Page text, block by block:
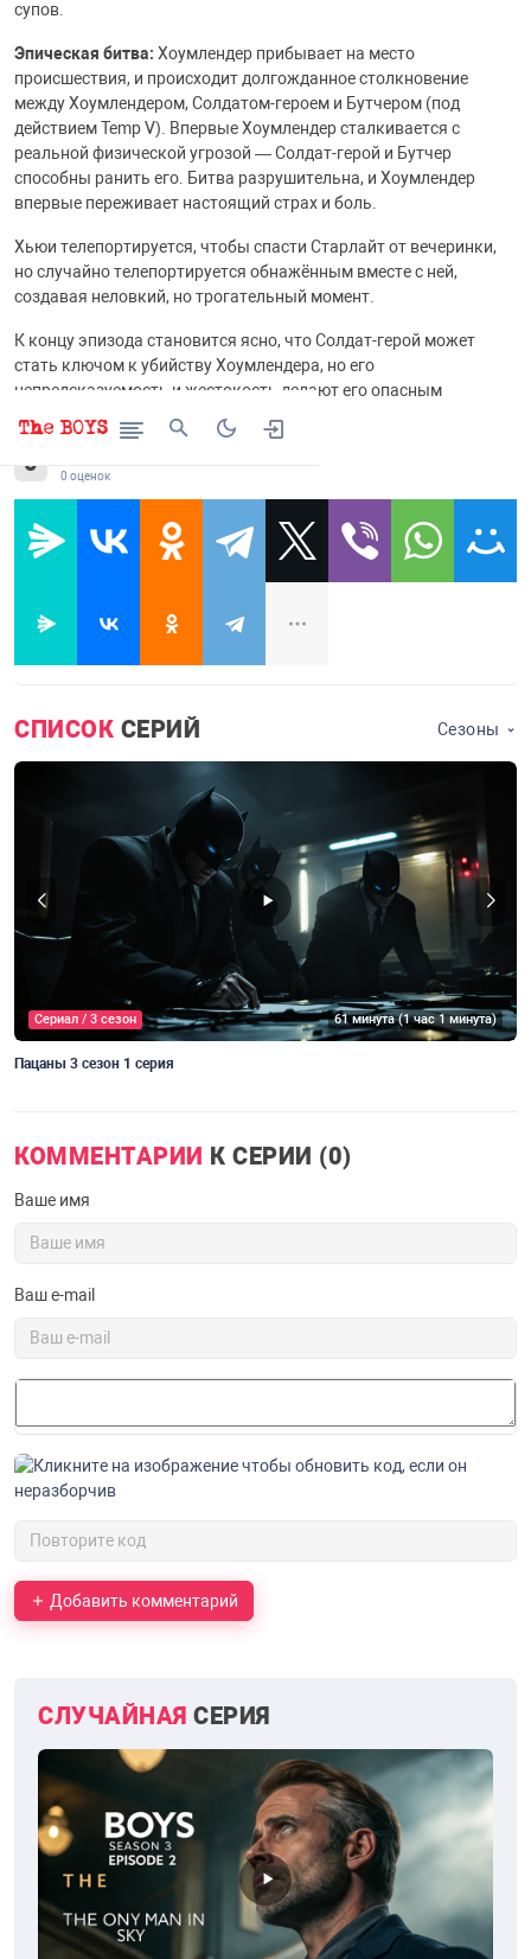
супов.
Эпическая битва: Хоумлендер прибывает на место
происшествия, и происходит долгожданное столкновение
между Хоумлендером, Солдатом-героем и Бутчером (под
действием Temp V). Впервые Хоумлендер сталкивается с
реальной физической угрозой — Солдат-герой и Бутчер
способны ранить его. Битва разрушительна, и Хоумлендер
впервые переживает настоящий страх и боль.
Хьюи телепортируется, чтобы спасти Старлайт от вечеринки,
но случайно телепортируется обнажённым вместе с ней,
создавая неловкий, но трогательный момент.
К концу эпизода становится ясно, что Солдат-герой может
стать ключом к убийству Хоумлендера, но его
непредсказуемость и жестокость делают его опасным
союзником.
0 0 оценок
СПИСОК СЕРИЙ Сезоны
61 минута (1 час 1 минута)
Сериал / 3 сезон
Пацаны 3 сезон 1 серия
КОММЕНТАРИИ К СЕРИИ (0)
Ваше имя
Ваш e-mail
Добавить комментарий
СЛУЧАЙНАЯ СЕРИЯ